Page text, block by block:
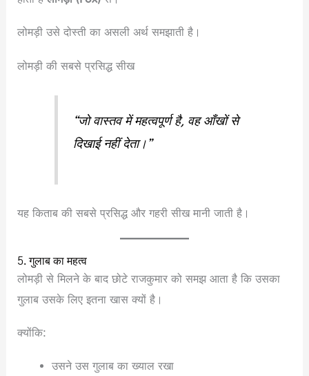
लोमड़ी उसे दोस्ती का असली अर्थ समझाती है।
लोमड़ी की सबसे प्रसिद्ध सीख
“जो वास्तव में महत्वपूर्ण है, वह आँखों से
दिखाई नहीं देता।”
यह किताब की सबसे प्रसिद्ध और गहरी सीख मानी जाती है।
5. गुलाब का महत्व
लोमड़ी से मिलने के बाद छोटे राजकुमार को समझ आता है कि उसका
गुलाब उसके लिए इतना खास क्यों है।
क्योंकि:
उसने उस गुलाब का ख्याल रखा